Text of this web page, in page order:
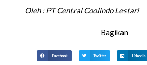
Oleh :PT Central Coolindo Lestari
Bagikan
Facebook Twitter LinkedIn